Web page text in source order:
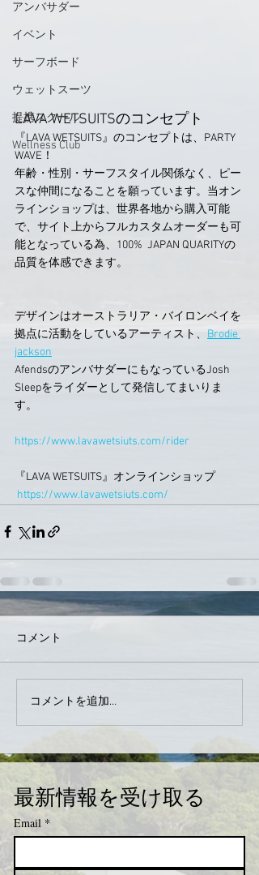
アンバサダー
イベント
サーフボード
ウェットスーツ
提携スクール
Wellness Club
LAVA WETSUITSのコンセプト
『LAVA WETSUITS』のコンセプトは、PARTY
WAVE！
年齢・性別・サーフスタイル関係なく、ピー
スな仲間になることを願っています。当オン
ラインショップは、世界各地から購入可能
で、サイト上からフルカスタムオーダーも可
能となっている為、100%  JAPAN QUARITYの
品質を体感できます。
デザインはオーストラリア・バイロンベイを
拠点に活動をしているアーティスト、 Brodie
jackson
AfendsのアンバサダーにもなっているJosh
Sleepをライダーとして発信してまいりま
す。
https://www.lavawetsiuts.com/rider
『LAVA WETSUITS』オンラインショップ
https://www.lavawetsiuts.com/
コメント
コメントを追加…
最新情報を受け取る
Email *